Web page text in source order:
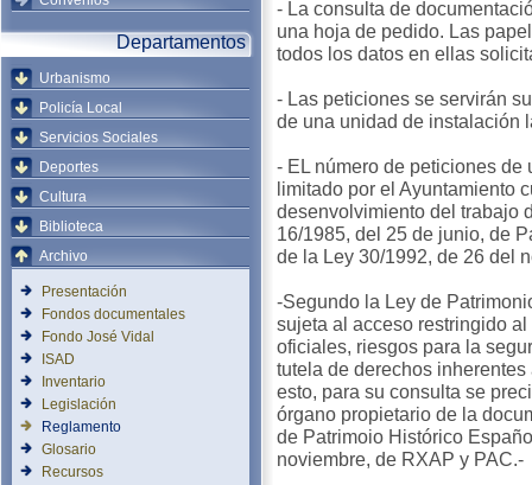
Departamentos
Urbanismo
Policía Local
Servicios Sociales
Deportes
Cultura
Biblioteca
Archivo
Presentación
Fondos documentales
Fondo José Vidal
ISAD
Inventario
Legislación
Reglamento
Glosario
Recursos
- La consulta de
una hoja de pedido. Las
todos los datos en ellas
- Las peticiones se servirán
de una unidad de instalación
- EL número de peticiones de
limitado por el Ayuntamiento
desenvolvimiento del trabajo
16/1985, del 25 de junio, de
de la Ley 30/1992, de 26 del
-Segundo la Ley de
sujeta al acceso restringido
oficiales, riesgos para la
tutela de derechos
esto, para su consulta se
órgano propietario de la
de Patrimoio Histórico
noviembre, de RXAP y PAC.-